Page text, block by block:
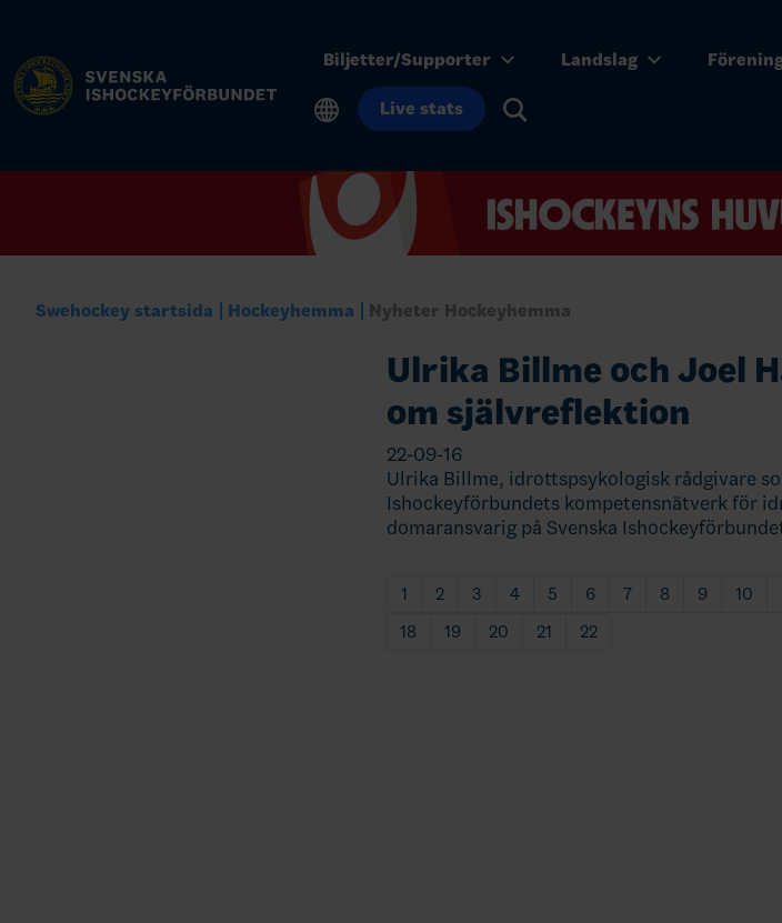
Biljetter/Supporter Landslag
Live stats
Swehockey startsida Hockeyhemma Nyheter Hockeyhemma
Ulrika Billme och Joel
om självreflektion
22-09-16
Ulrika Billme, idrottspsykologisk rådgivare
Ishockeyförbundets kompetensnätverk för
domaransvarig på Svenska
1 2 3 4 5 6 7 8 9 10
18
19 20 21 22